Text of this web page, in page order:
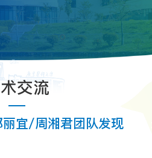
交流
宜/周湘君团队发现